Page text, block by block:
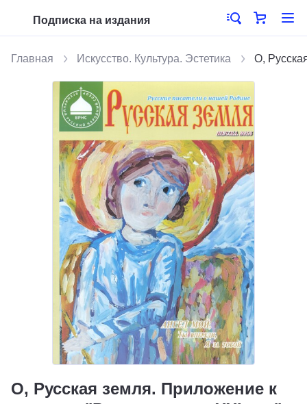
Подписка на издания
Главная Искусство. Культура. Эстетика О,
О, Русская земля. Приложение к